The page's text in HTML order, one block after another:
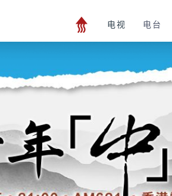
电视 电台